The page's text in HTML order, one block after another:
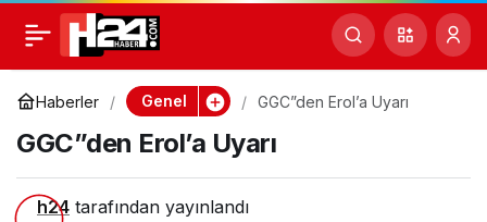
Haberler Genel GGC”den Erol’a Uyarı
GGC”den Erol’a Uyarı
h24 tarafından yayınlandı
GGC”den Erol’a Uyarı Paylaş